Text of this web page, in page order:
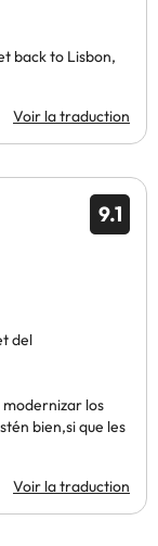
back to Lisbon,
Voir la traduction
9.1
del
los
bien,si que les
Voir la traduction